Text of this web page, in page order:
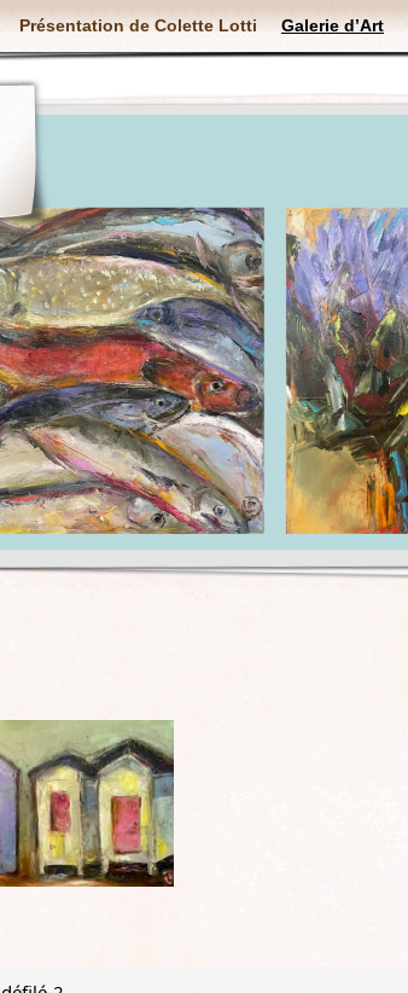
Présentation de Colette Lotti Galerie d’Art